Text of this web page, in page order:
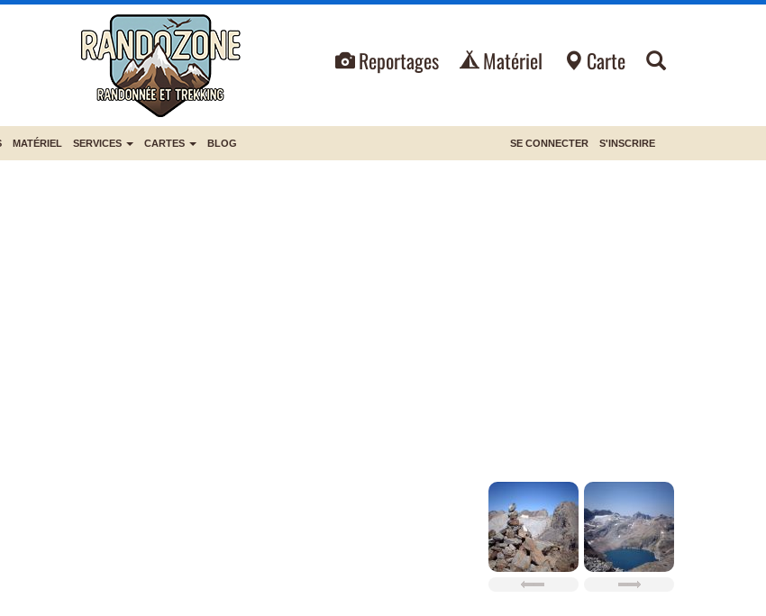
Reportages Matériel Carte
MATÉRIEL SERVICES CARTES BLOG SE CONNECTER S'INSCRIRE